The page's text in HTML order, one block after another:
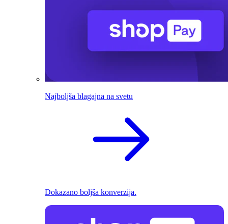
Najboljša blagajna na svetu
Dokazano boljša konverzija.